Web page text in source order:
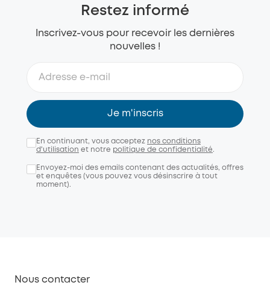
Restez informé
Inscrivez-vous pour recevoir les dernières
nouvelles !
Je m'inscris
En continuant, vous acceptez nos conditions
d'utilisation et notre politique de confidentialité.
Envoyez-moi des emails contenant des actualités, offres
et enquêtes (vous pouvez vous désinscrire à tout
moment).
Nous contacter